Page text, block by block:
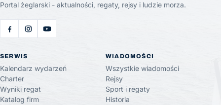
Portal żeglarski - aktualności, regaty, rejsy i ludzie morza.
SERWIS
Kalendarz wydarzeń
Charter
Wyniki regat
Katalog firm
WIADOMOŚCI
Wszystkie wiadomości
Rejsy
Sport i regaty
Historia